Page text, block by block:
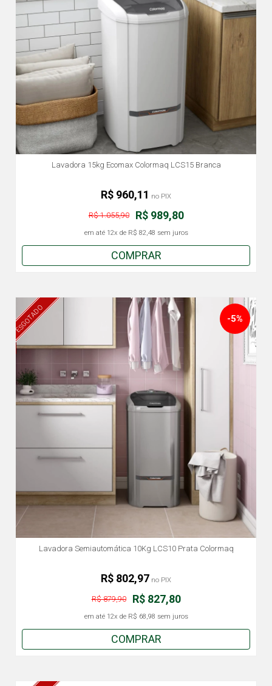
Lavadora 15kg Ecomax Colormaq LCS15 Branca
R$ 989,80
R$ 1.055,90
em até 12x de R$ 82,48 sem juros
R$ 960,11 no PIX
COMPRAR
ESGOTADO
Lavadora Semiautomática 10Kg LCS10 Prata Colormaq
-5%
R$ 827,80
R$ 879,90
em até 12x de R$ 68,98 sem juros
R$ 802,97 no PIX
COMPRAR